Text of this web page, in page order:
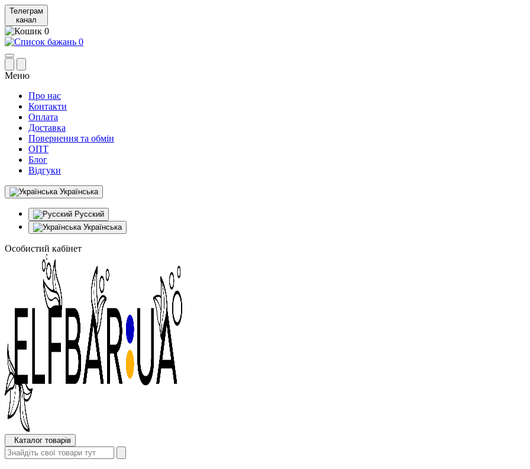
Телеграм
канал
0
0
Меню
Про нас
Контакти
Оплата
Доставка
Повернення та обмін
ОПТ
Блог
Відгуки
Українська
Русский
Українська
Особистий кабінет
Каталог товарів